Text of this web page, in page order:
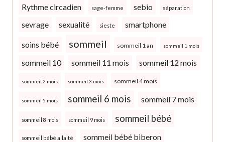
Rythme circadien
sage-femme sebio séparation
sevrage sexualité sieste smartphone
soins bébé sommeil sommeil 1 an sommeil 1 mois
sommeil 10 sommeil 11 mois sommeil 12 mois
sommeil 2 mois sommeil 3 mois sommeil 4 mois
sommeil 5 mois sommeil 6 mois sommeil 7 mois
sommeil 8 mois sommeil 9 mois sommeil bébé
sommeil bébé allaité
sommeil bébé biberon